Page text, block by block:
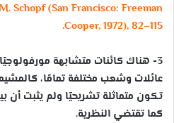
Schopf (San Francisco: Freeman
Cooper, 1972), 82–115.
3- هناك كائنات متشابهة
عائلات وشعب مختلفة تمامًا،
تكون متماثلة تشريحيًا ولم يثبت
كما تقتضي النظرية.